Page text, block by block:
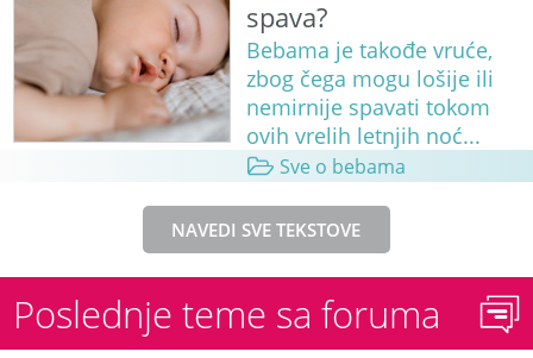
spava?
Bebama je takođe vruće,
zbog čega mogu lošije ili
nemirnije spavati tokom
ovih vrelih letnjih noć...
Sve o bebama
NAVEDI SVE TEKSTOVE
Poslednje teme sa foruma